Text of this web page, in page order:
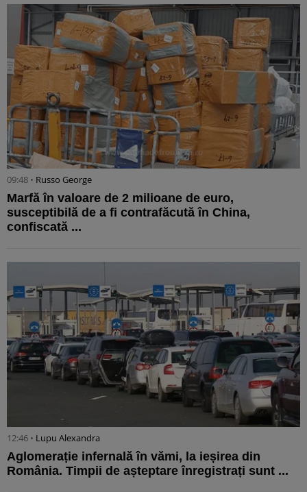
09:48 • Russo George
Marfă în valoare de 2 milioane de euro,
susceptibilă de a fi contrafăcută în China,
confiscată ...
12:46 • Lupu Alexandra
Aglomerație infernală în vămi, la ieșirea din
România. Timpii de așteptare înregistrați sunt ...